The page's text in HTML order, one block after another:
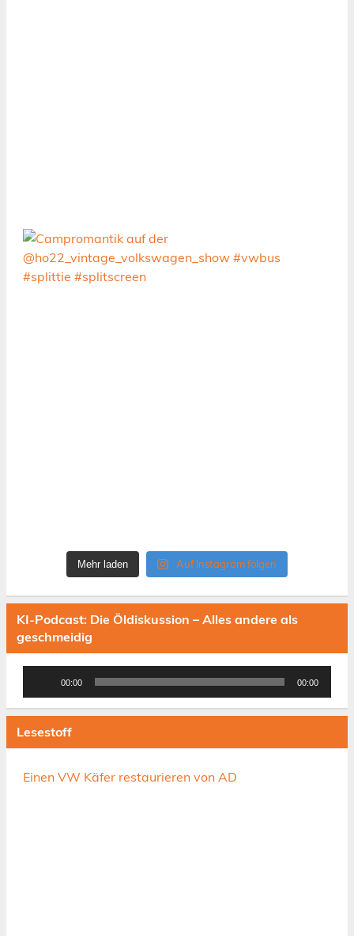
Mehr laden Auf Instagram folgen
KI-Podcast: Die Öldiskussion – Alles andere als
geschmeidig
00:00 00:00
Lesestoff
Einen VW Käfer restaurieren von AD